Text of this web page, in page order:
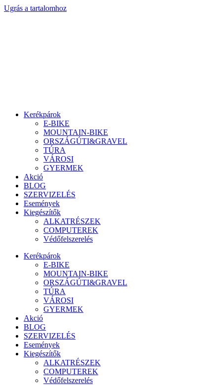
Ugrás a tartalomhoz
Kerékpárok
E-BIKE
MOUNTAIN-BIKE
ORSZÁGÚTI&GRAVEL
TÚRA
VÁROSI
GYERMEK
Akció
BLOG
SZERVIZELÉS
Események
Kiegészítők
ALKATRÉSZEK
COMPUTEREK
Védőfelszerelés
Kerékpárok
E-BIKE
MOUNTAIN-BIKE
ORSZÁGÚTI&GRAVEL
TÚRA
VÁROSI
GYERMEK
Akció
BLOG
SZERVIZELÉS
Események
Kiegészítők
ALKATRÉSZEK
COMPUTEREK
Védőfelszerelés